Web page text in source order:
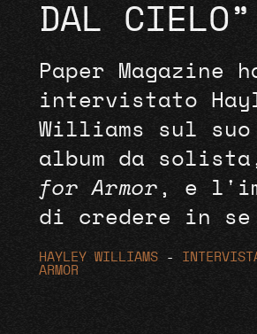
DAL CIELO”
Paper Magazine
intervistato
Williams sul suo
album da
for Armor , e
di credere in
HAYLEY WILLIAMS-
ARMOR